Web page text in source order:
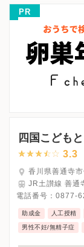
※診療科によって
受診前には必ずク
PR
四国こども
3.3
香川県善通寺
JR土讃線 善通
電話番号： 0877-
助成金 人工授精
男性不妊/無精子症